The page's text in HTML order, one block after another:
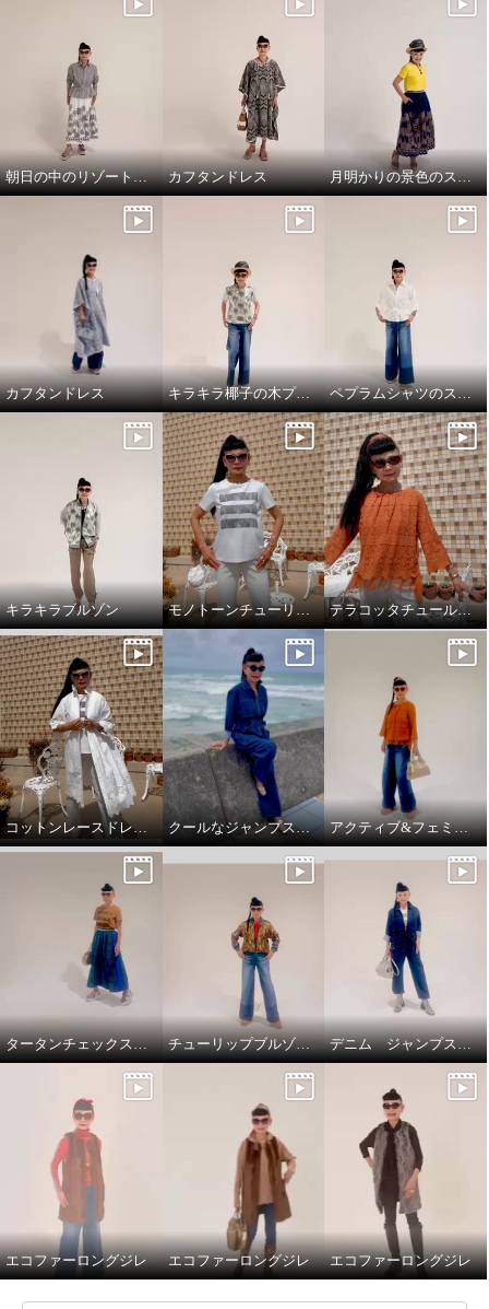
朝日の中のリゾート地の景色のスカートと、ドレスシャツ カフタンドレス 月明かりの景色のスカートで，リラックス!
カフタンドレス キラキラ椰子の木プルオーバーでワクワクスタイリング ペプラムシャツのスタイリング
キラキラブルゾン モノトーンチューリップ柄のTシャツ テラコッタチュールレースプルオーバー。
コットンレースドレスコート クールなジャンプスーツ‼️ アクティブ&フェミニンスタイリング
タータンチェックスカートで、新鮮スタイリング チューリップブルゾンと、ブラストパギーパンツ デニム ジャンプスーツ
エコファーロングジレ エコファーロングジレ エコファーロングジレ